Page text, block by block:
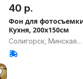
40 р.
Фон для
Кухня, 200х150см
Солигорск, Минская
область